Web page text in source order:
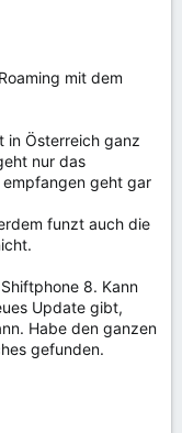
Tarif bei der
mit
und Anrufe aus
als
wesentlich mehr
Österreichs
nicht aufgeben.
vielleicht
zum
mit dem
in Österreich ganz
nur das
empfangen geht gar
funzt auch die
8. Kann
Update gibt,
Habe den ganzen
gefunden.